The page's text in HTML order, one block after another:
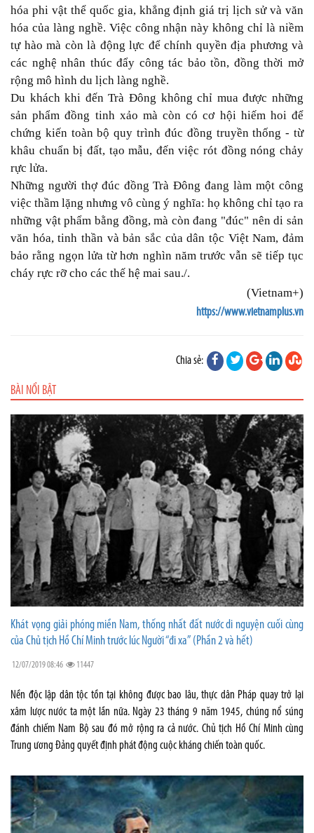
hóa phi vật thể quốc gia, khẳng định giá trị lịch sử và văn
hóa của làng nghề. Việc công nhận này không chỉ là niềm
tự hào mà còn là động lực để chính quyền địa phương và
các nghệ nhân thúc đẩy công tác bảo tồn, đồng thời mở
rộng mô hình du lịch làng nghề.
Du khách khi đến Trà Đông không chỉ mua được những
sản phẩm đồng tinh xảo mà còn có cơ hội hiếm hoi để
chứng kiến toàn bộ quy trình đúc đồng truyền thống - từ
khâu chuẩn bị đất, tạo mẫu, đến việc rót đồng nóng chảy
rực lửa.
Những người thợ đúc đồng Trà Đông đang làm một công
việc thầm lặng nhưng vô cùng ý nghĩa: họ không chỉ tạo ra
những vật phẩm bằng đồng, mà còn đang "đúc" nên di sản
văn hóa, tinh thần và bản sắc của dân tộc Việt Nam, đảm
bảo rằng ngọn lửa từ hơn nghìn năm trước vẫn sẽ tiếp tục
cháy rực rỡ cho các thế hệ mai sau./.
(Vietnam+)
https://www.vietnamplus.vn
Chia sẻ:
BÀI NỔI BẬT
Khát vọng giải phóng miền Nam, thống nhất đất nước di nguyện cuối cùng
của Chủ tịch Hồ Chí Minh trước lúc Người “đi xa” (Phần 2 và hết)
12/07/2019 08:46 11447
Nền độc lập dân tộc tồn tại không được bao lâu, thực dân Pháp quay trở lại
xâm lược nước ta một lần nữa. Ngày 23 tháng 9 năm 1945, chúng nổ súng
đánh chiếm Nam Bộ sau đó mở rộng ra cả nước. Chủ tịch Hồ Chí Minh cùng
Trung ương Đảng quyết định phát động cuộc kháng chiến toàn quốc.